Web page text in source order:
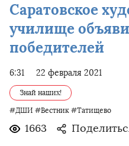
Саратовское
училище
победителей
6:31 22 февраля 2021
Знай наших!
#ДШИ #Вестник #Татищево
1663